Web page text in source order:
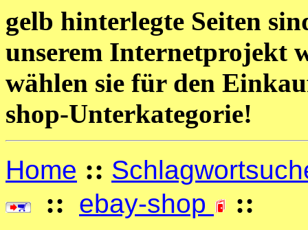
gelb hinterlegte Seiten
unserem Internetprojekt
wählen sie für den
shop-Unterkategorie!
Home ::
:: ebay-shop ::